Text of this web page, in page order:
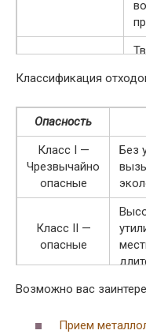
Промышленные
Классификация
Опасность
Класс I —
Чрезвычайно
опасные
Без
Класс II —
опасные
Класс III —
степень
Возможно вас
Прием